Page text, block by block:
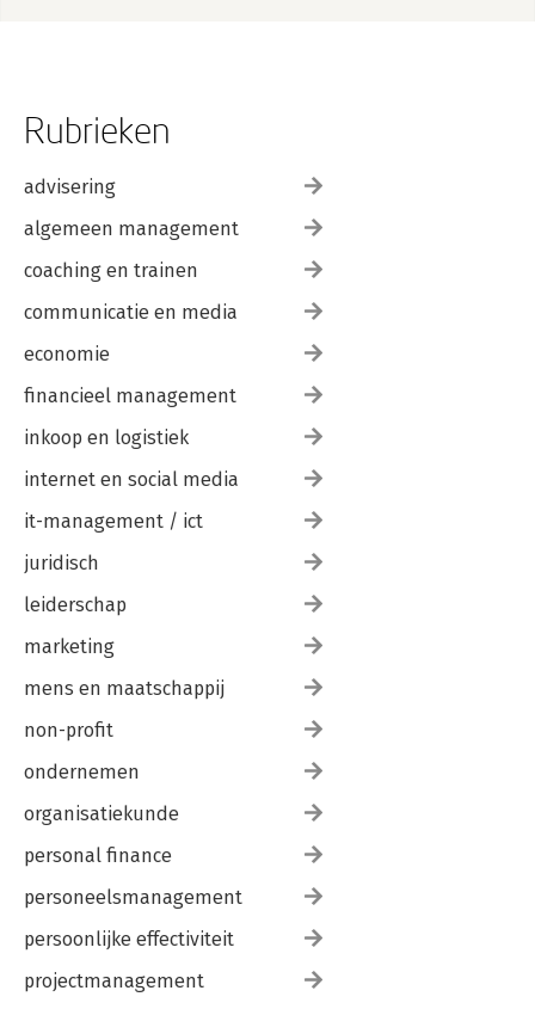
Rubrieken
advisering
algemeen management
coaching en trainen
communicatie en media
economie
financieel management
inkoop en logistiek
internet en social media
it-management / ict
juridisch
leiderschap
marketing
mens en maatschappij
non-profit
ondernemen
organisatiekunde
personal finance
personeelsmanagement
persoonlijke effectiviteit
projectmanagement